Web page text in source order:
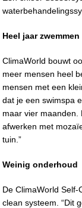
Heel jaar zwemmen
ClimaWorld bouwt
meer mensen heel
mensen met een
dat je een swimspa
maar vier maanden.
afwerken met
tuin.”
Weinig onderhoud
De ClimaWorld Self-
clean systeem. “Dit